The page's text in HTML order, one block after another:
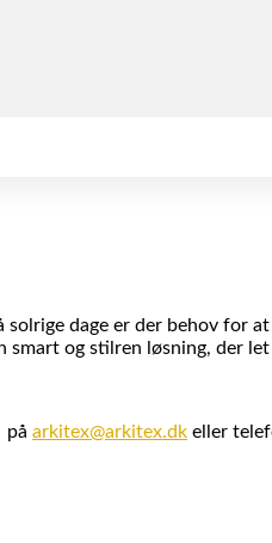
dage er der behov for
og stilren løsning, der
på arkitex@arkitex.dk eller